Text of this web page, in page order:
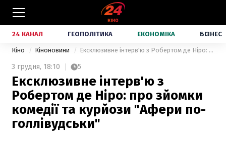
24 КАНАЛ ГЕОПОЛІТИКА ЕКОНОМІКА БІЗНЕС
Кіно Кіноновини Ексклюзивне інтерв'ю з Робертом де Ніро: про зйомки комедії та курйози "Афери по-голлівудськи"
3 грудня, 18:10 5
Ексклюзивне інтерв'ю з
Робертом де Ніро: про зйомки
комедії та курйози "Афери по-
голлівудськи"